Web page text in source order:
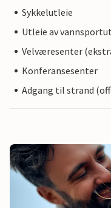
Sykkelutleie
Utleie av
Velværesenter
Konferansesenter
Adgang til strand